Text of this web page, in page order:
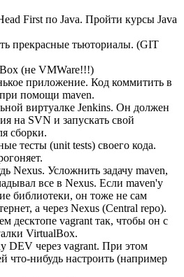
First по Java. Пройти курсы Java
прекрасные тьюториалы. (GIT
(не VMWare!!!)
приложение. Код коммитить в
помощи maven.
виртуалке Jenkins. Он должен
на SVN и запускать свой
сборки.
тесты (unit tests) своего кода.
Nexus. Усложнить задачу maven,
все в Nexus. Если maven'у
библиотеки, он тоже не сам
а через Nexus (Central repo).
десктопе vagrant так, чтобы он с
VirtualBox.
DEV через vagrant. При этом
что-нибудь настроить (например